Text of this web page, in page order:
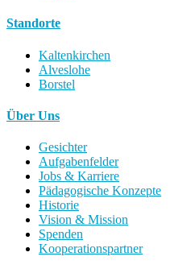
Standorte
Kaltenkirchen
Alveslohe
Borstel
Über Uns
Gesichter
Aufgabenfelder
Jobs & Karriere
Pädagogische Konzepte
Historie
Vision & Mission
Spenden
Kooperationspartner